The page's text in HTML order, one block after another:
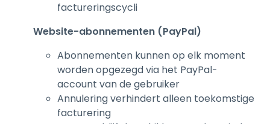
factureringscycli
Website-abonnementen (PayPal)
Abonnementen kunnen op elk moment
worden opgezegd via het PayPal-
account van de gebruiker
Annulering verhindert alleen toekomstige
facturering